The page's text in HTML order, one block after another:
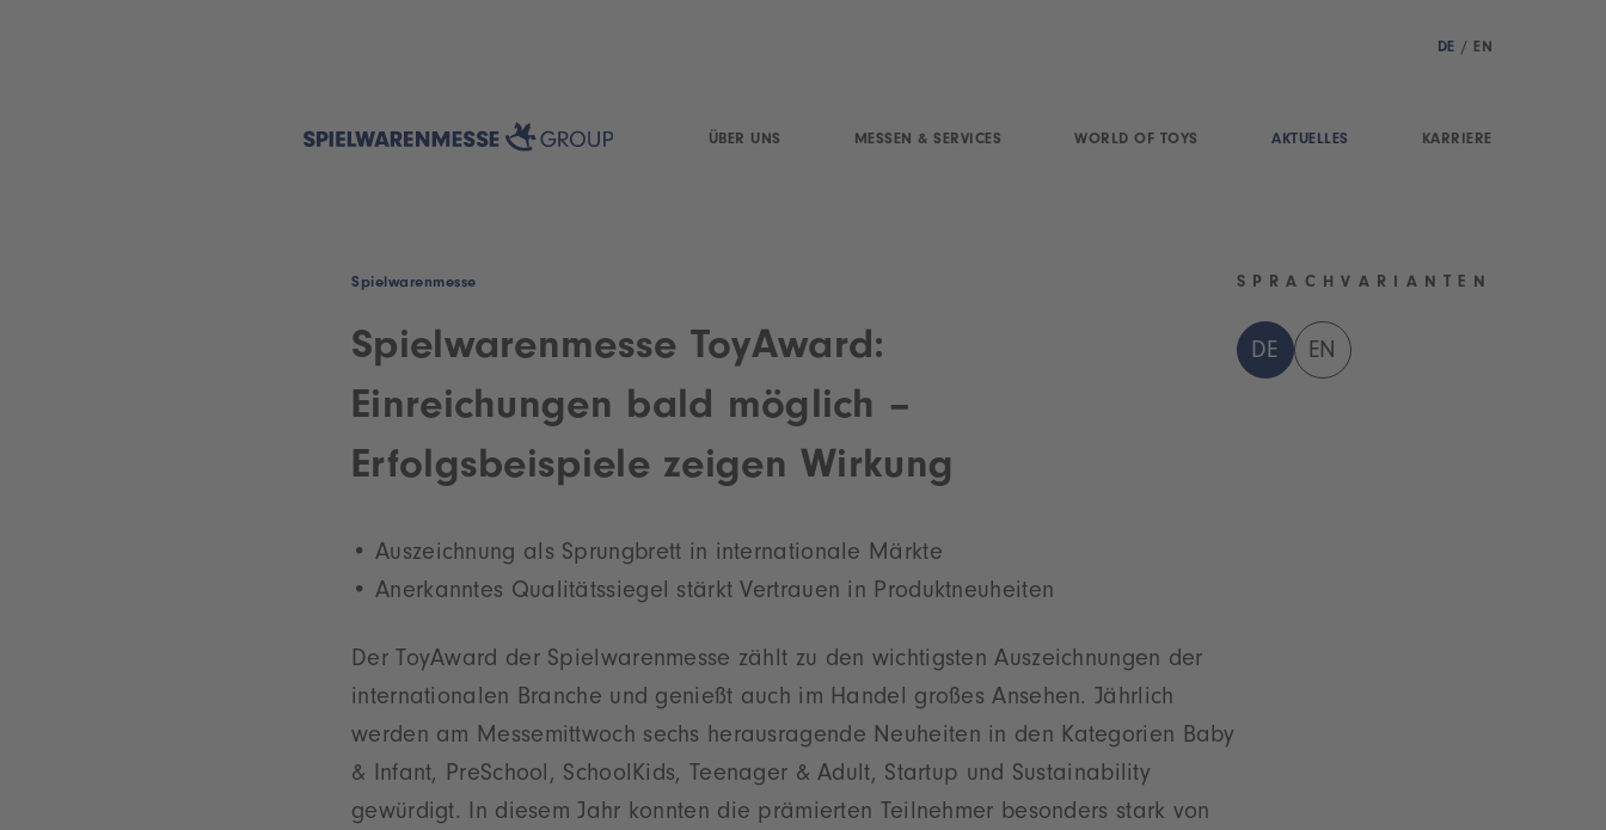
DE / EN
ÜBER UNS MESSEN & SERVICES WORLD OF TOYS AKTUELLES KARRIERE
SPRACHVARIANTEN
DE EN
Spielwarenmesse
Spielwarenmesse ToyAward:
Einreichungen bald möglich –
Erfolgsbeispiele zeigen Wirkung
Auszeichnung als Sprungbrett in internationale Märkte
Anerkanntes Qualitätssiegel stärkt Vertrauen in Produktneuheiten
Der ToyAward der Spielwarenmesse zählt zu den wichtigsten Auszeichnungen der
internationalen Branche und genießt auch im Handel großes Ansehen. Jährlich
werden am Messemittwoch sechs herausragende Neuheiten in den Kategorien Baby
& Infant, PreSchool, SchoolKids, Teenager & Adult, Startup und Sustainability
gewürdigt. In diesem Jahr konnten die prämierten Teilnehmer besonders stark von